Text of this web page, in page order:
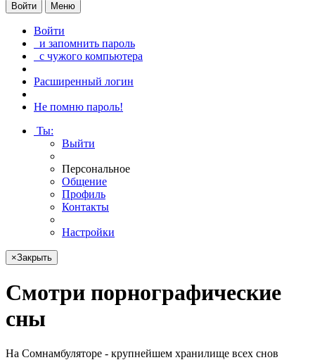
Войти Меню
Войти
и запомнить пароль
с чужого компьютера
Расширенный логин
Не помню пароль!
Ты:
Выйти
Персональное
Общение
Профиль
Контакты
Настройки
×Закрыть
Смотри порнографические
сны
На Сомнамбуляторе - крупнейшем хранилище всех снов